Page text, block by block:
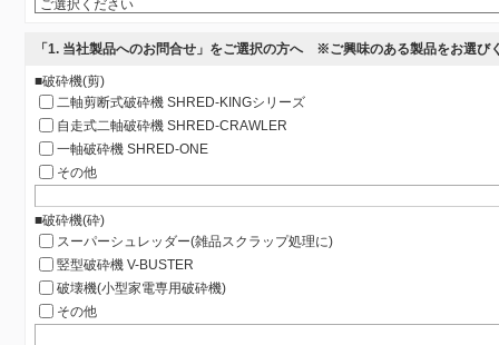
「1. 当社製品へのお問合せ」をご選択の方へ ※ご興味のある製品をお選び
■破砕機(剪)
二軸剪断式破砕機 SHRED-KINGシリーズ
自走式二軸破砕機 SHRED-CRAWLER
一軸破砕機 SHRED-ONE
その他
■破砕機(砕)
スーパーシュレッダー(雑品スクラップ処理に)
竪型破砕機 V-BUSTER
破壊機(小型家電専用破砕機)
その他